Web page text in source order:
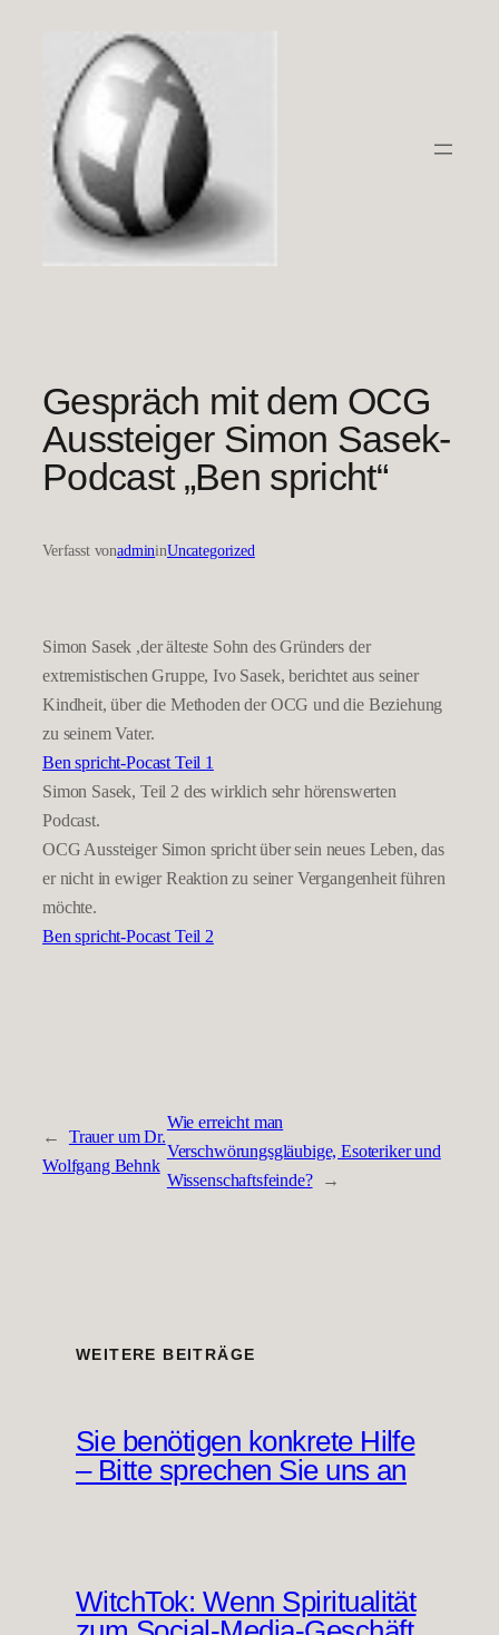
Gespräch mit dem OCG
Aussteiger Simon Sasek-
Podcast „Ben spricht“
Verfasst vonadmininUncategorized
Simon Sasek ,der älteste Sohn des Gründers der
extremistischen Gruppe, Ivo Sasek, berichtet aus seiner
Kindheit, über die Methoden der OCG und die Beziehung
zu seinem Vater.
Ben spricht-Pocast Teil 1
Simon Sasek, Teil 2 des wirklich sehr hörenswerten
Podcast.
OCG Aussteiger Simon spricht über sein neues Leben, das
er nicht in ewiger Reaktion zu seiner Vergangenheit führen
möchte.
Ben spricht-Pocast Teil 2
← Trauer um Dr.
Wolfgang Behnk
Wie erreicht man
Verschwörungsgläubige, Esoteriker und
Wissenschaftsfeinde?
→
WEITERE BEITRÄGE
Sie benötigen konkrete Hilfe
– Bitte sprechen Sie uns an
WitchTok: Wenn Spiritualität